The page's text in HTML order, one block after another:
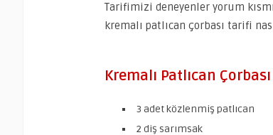
Tarifimizi deneyenler yorum
kremalı patlıcan çorbası tarifi
Kremalı Patlıcan
3 adet közlenmiş patlıcan
2 diş sarımsak